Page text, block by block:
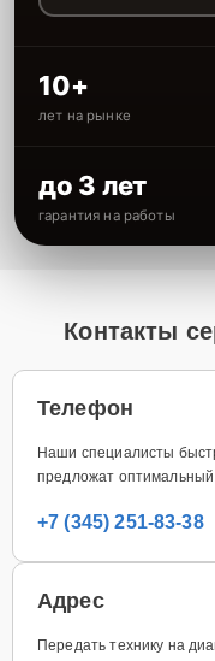
10+
лет на рынке
до 3 лет
гарантия на работы
Контакты
Телефон
Наши специалисты
предложат
+7 (345) 251-83-38
Адрес
Передать технику на